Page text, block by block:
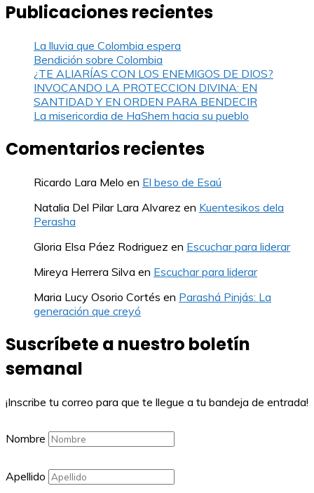
Publicaciones recientes
La lluvia que Colombia espera
Bendición sobre Colombia
¿TE ALIARÍAS CON LOS ENEMIGOS DE DIOS?
INVOCANDO LA PROTECCION DIVINA: EN
SANTIDAD Y EN ORDEN PARA BENDECIR
La misericordia de HaShem hacia su pueblo
Comentarios recientes
Ricardo Lara Melo en El beso de Esaú
Natalia Del Pilar Lara Alvarez en Kuentesikos dela
Perasha
Gloria Elsa Páez Rodriguez en Escuchar para liderar
Mireya Herrera Silva en Escuchar para liderar
Maria Lucy Osorio Cortés en Parashá Pinjás: La
generación que creyó
Suscríbete a nuestro boletín
semanal
¡Inscribe tu correo para que te llegue a tu bandeja de entrada!
Nombre
Apellido